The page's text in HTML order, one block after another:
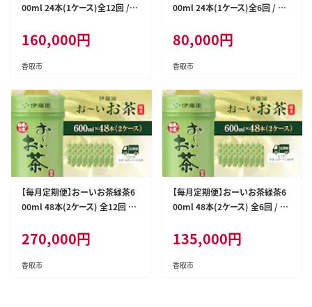
00ml 24本(1ケース)全12回 /
ペットボトル飲料 ペットボトル
ケース 箱買い 箱 常備 常温 備蓄
防災 まとめ買い 飲料 ソフトドリ
160,000円
香取市
00ml 24本(1ケース)全6回 / お
ットボトル飲料 ペットボトル ケ
ース 箱買い 箱 常備 常温 備蓄
防災 まとめ買い 飲料 ソフトドリ
80,000円
香取市
【毎月定期便】おーいお茶緑茶6
00ml 48本(2ケース) 全12回 /
ペットボトル飲料 ペットボトル
ケース 箱買い 箱 常備 常温 備蓄
防災 まとめ買い 飲料 ソフトドリ
270,000円
香取市
【毎月定期便】おーいお茶緑茶6
00ml 48本(2ケース) 全6回 / お
ットボトル飲料 ペットボトル ケ
ース 箱買い 箱 常備 常温 備蓄
防災 まとめ買い 飲料 ソフトドリ
135,000円
香取市